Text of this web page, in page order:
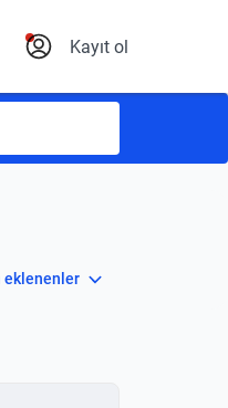
Kayıt ol
eklenenler